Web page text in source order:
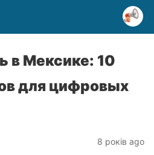
в Мексике: 10
для цифровых
8 років ago